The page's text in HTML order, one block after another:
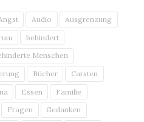
Audio
Ausgrenzung
behindert
Menschen
Bücher
Carsten
Essen
Familie
Fragen Gedanken